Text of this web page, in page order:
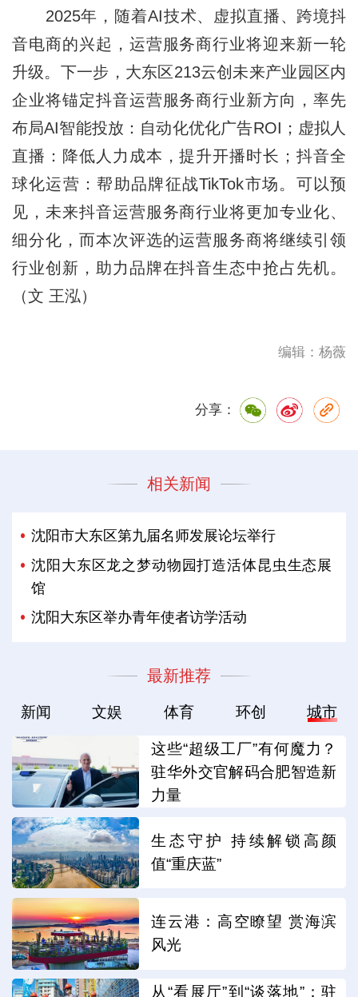
2025年，随着AI技术、虚拟直播、跨境抖
音电商的兴起，运营服务商行业将迎来新一轮
升级。下一步，大东区213云创未来产业园区内
企业将锚定抖音运营服务商行业新方向，率先
布局AI智能投放：自动化优化广告ROI；虚拟人
直播：降低人力成本，提升开播时长；抖音全
球化运营：帮助品牌征战TikTok市场。可以预
见，未来抖音运营服务商行业将更加专业化、
细分化，而本次评选的运营服务商将继续引领
行业创新，助力品牌在抖音生态中抢占先机。
（文 王泓）
编辑：杨薇
分享：
相关新闻
沈阳市大东区第九届名师发展论坛举行
沈阳大东区龙之梦动物园打造活体昆虫生态展
馆
沈阳大东区举办青年使者访学活动
最新推荐
新闻 文娱 体育 环创 城市
这些“超级工厂”有何魔力？
驻华外交官解码合肥智造新
力量
生态守护 持续解锁高颜
值“重庆蓝”
连云港：高空瞭望 赏海滨
风光
从“看展厅”到“谈落地”：驻